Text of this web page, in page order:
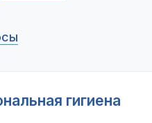
гигиена